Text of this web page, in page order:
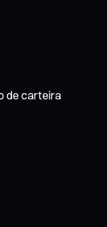
de carteira